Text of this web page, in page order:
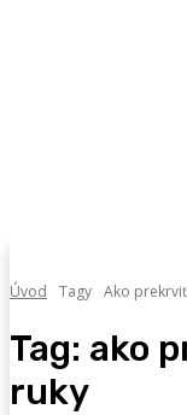
Úvod Tagy Ako
Tag: ako
ruky